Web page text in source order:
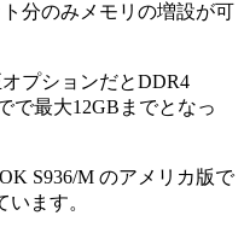
分のみメモリの増設が可
プションだとDDR4
で最大12GBまでとなっ
S936/M のアメリカ版で
ます。